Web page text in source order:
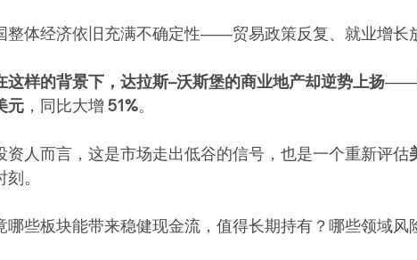
整体经济依旧充满不确定性——贸易政策反复、就业增长
这样的背景下，达拉斯–沃斯堡的商业地产却逆势上扬——
元 ，同比大增 51%。
资人而言，这是市场走出低谷的信号，也是一个重新评估
。
哪些板块能带来稳健现金流，值得长期持有？哪些领域风